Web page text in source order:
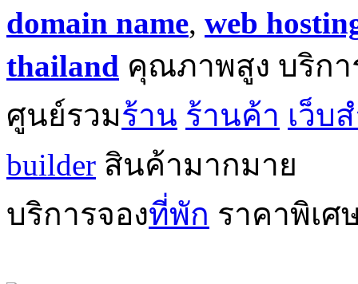
domain name, web
thailand คุณภาพสูง บริกา
ศูนย์รวมร้าน ร้านค้า เว็บ
builder สินค้ามากมาย
บริการจองที่พัก ราคาพิเศ